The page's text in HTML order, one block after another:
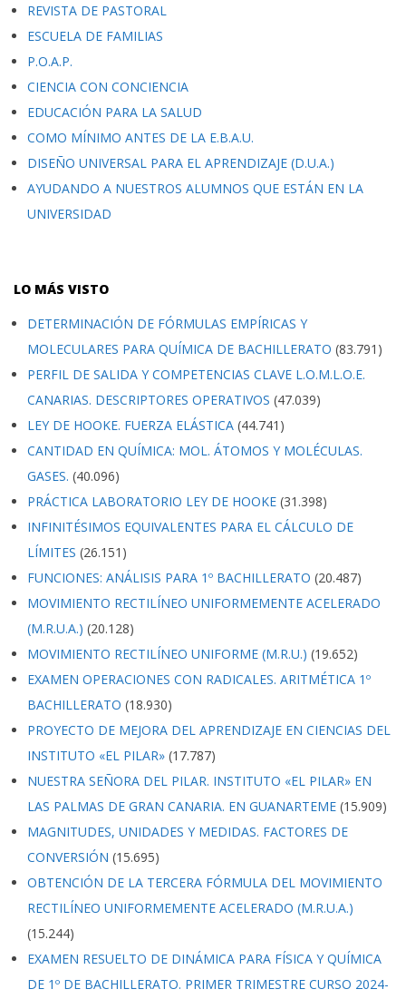
REVISTA DE PASTORAL
ESCUELA DE FAMILIAS
P.O.A.P.
CIENCIA CON CONCIENCIA
EDUCACIÓN PARA LA SALUD
COMO MÍNIMO ANTES DE LA E.B.A.U.
DISEÑO UNIVERSAL PARA EL APRENDIZAJE (D.U.A.)
AYUDANDO A NUESTROS ALUMNOS QUE ESTÁN EN LA
UNIVERSIDAD
LO MÁS VISTO
DETERMINACIÓN DE FÓRMULAS EMPÍRICAS Y
MOLECULARES PARA QUÍMICA DE BACHILLERATO (83.791)
PERFIL DE SALIDA Y COMPETENCIAS CLAVE L.O.M.L.O.E.
CANARIAS. DESCRIPTORES OPERATIVOS (47.039)
LEY DE HOOKE. FUERZA ELÁSTICA (44.741)
CANTIDAD EN QUÍMICA: MOL. ÁTOMOS Y MOLÉCULAS.
GASES. (40.096)
PRÁCTICA LABORATORIO LEY DE HOOKE (31.398)
INFINITÉSIMOS EQUIVALENTES PARA EL CÁLCULO DE
LÍMITES (26.151)
FUNCIONES: ANÁLISIS PARA 1º BACHILLERATO (20.487)
MOVIMIENTO RECTILÍNEO UNIFORMEMENTE ACELERADO
(M.R.U.A.) (20.128)
MOVIMIENTO RECTILÍNEO UNIFORME (M.R.U.) (19.652)
EXAMEN OPERACIONES CON RADICALES. ARITMÉTICA 1º
BACHILLERATO (18.930)
PROYECTO DE MEJORA DEL APRENDIZAJE EN CIENCIAS DEL
INSTITUTO «EL PILAR» (17.787)
NUESTRA SEÑORA DEL PILAR. INSTITUTO «EL PILAR» EN
LAS PALMAS DE GRAN CANARIA. EN GUANARTEME (15.909)
MAGNITUDES, UNIDADES Y MEDIDAS. FACTORES DE
CONVERSIÓN (15.695)
OBTENCIÓN DE LA TERCERA FÓRMULA DEL MOVIMIENTO
RECTILÍNEO UNIFORMEMENTE ACELERADO (M.R.U.A.)
(15.244)
EXAMEN RESUELTO DE DINÁMICA PARA FÍSICA Y QUÍMICA
DE 1º DE BACHILLERATO. PRIMER TRIMESTRE CURSO 2024-